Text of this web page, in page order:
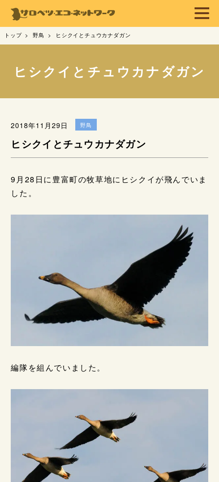
トップ 野鳥 ヒシクイとチュウカナダガン
ヒシクイとチュウカナダガン
2018年11月29日 野鳥
ヒシクイとチュウカナダガン
9月28日に豊富町の牧草地にヒシクイが飛んでいま
した。
編隊を組んでいました。